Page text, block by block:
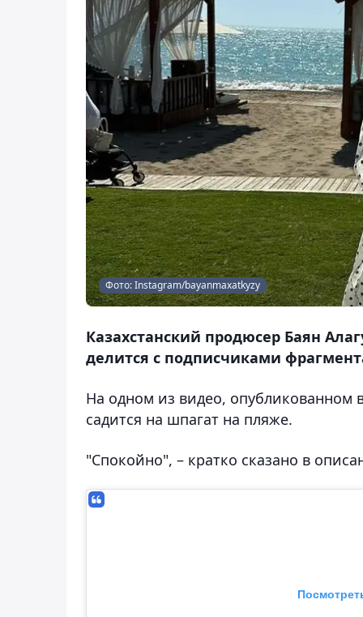
Фото: Instagram/bayanmaxatkyzy
Казахстанский продюсер Баян
делится с подписчиками
На одном из видео, опубликованном
садится на шпагат на пляже.
"Спокойно", – кратко сказано в